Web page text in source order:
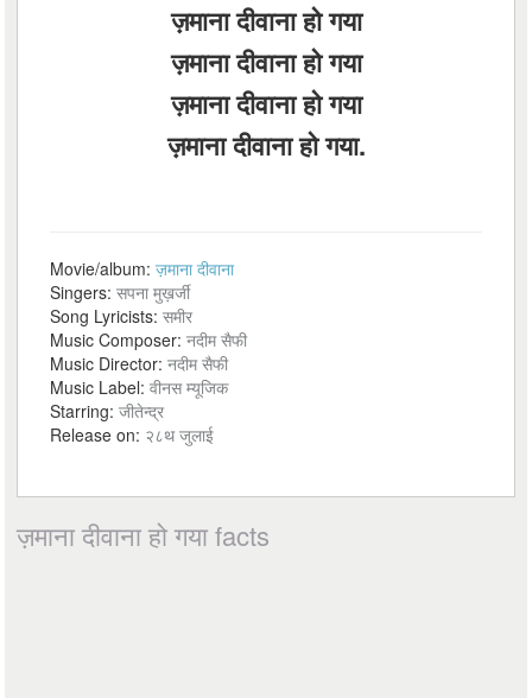
ज़माना दीवाना हो गया
ज़माना दीवाना हो गया
ज़माना दीवाना हो गया
ज़माना दीवाना हो गया.
Movie/album:ज़माना दीवाना
Singers:सपना मुख़र्जी
Song Lyricists:समीर
Music Composer:नदीम सैफी
Music Director:नदीम सैफी
Music Label:वीनस म्यूजिक
Starring:जीतेन्द्र
Release on: २८थ जुलाई
ज़माना दीवाना हो गया facts